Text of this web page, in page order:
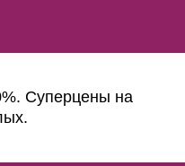
Суперцены на